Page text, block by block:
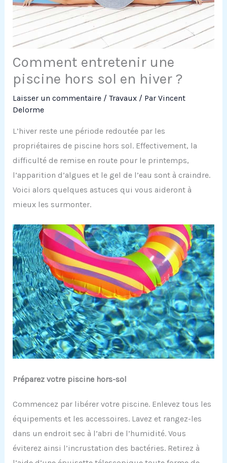
Comment entretenir une
piscine hors sol en hiver ?
Laisser un commentaire / Travaux/ Par Vincent
Delorme
L’hiver reste une période redoutée par les
propriétaires de piscine hors sol. Effectivement, la
difficulté de remise en route pour le printemps,
l’apparition d’algues et le gel de l’eau sont à craindre.
Voici alors quelques astuces qui vous aideront à
mieux les surmonter.
Préparez votre piscine hors-sol
Commencez par libérer votre piscine. Enlevez tous les
équipements et les accessoires. Lavez et rangez-les
dans un endroit sec à l’abri de l’humidité. Vous
éviterez ainsi l’incrustation des bactéries. Retirez à